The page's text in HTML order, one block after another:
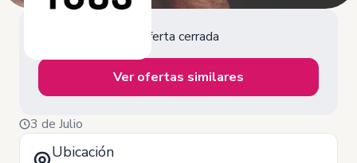
Oferta cerrada
Ver ofertas similares
3 de Julio
Ubicación